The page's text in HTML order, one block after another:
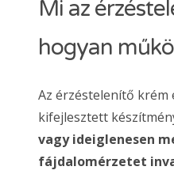
Mi az
hogyan
Az érzéstelenítő krém
kifejlesztett
vagy ideiglenesen
fájdalomérzetet